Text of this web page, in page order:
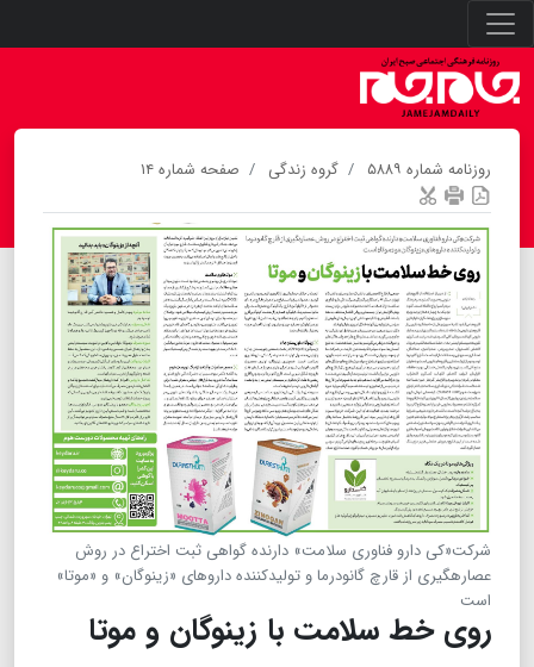
روزنامه شماره ۵۸۸۹ گروه زندگی صفحه شماره ۱۴
شرکت«کی دارو فناوری سلامت» دارنده گواهی ثبت اختراع در روش
عصاره‎گیری از قارچ گانودرما و تولیدکننده داروهای «زینوگان» و «موتا»
است
روی خط سلامت با زینوگان و موتا